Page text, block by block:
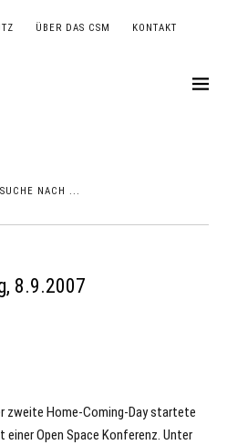
ÜBER DAS CSM KONTAKT
SUCHE NACH ...
8.9.2007
zweite Home-Coming-Day startete
einer Open Space Konferenz. Unter